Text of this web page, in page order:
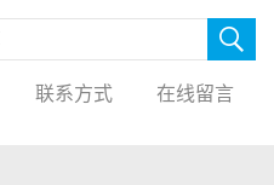
联系方式 在线留言